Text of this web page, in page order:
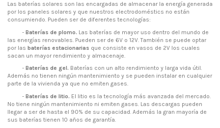
Las baterías solares son las encargadas de almacenar la energía generada
por los paneles solares y que nuestros electrodoméstics no están
consumiendo. Pueden ser de diferentes tecnologías:
- Baterías de plomo. Las baterías de mayor uso dentro del mundo de
las energías renovables. Pueden ser de 6V o 12V. También se puede optar
por las baterías estacionarias que consiste en vasos de 2V los cuales
sacan un mayor rendimiento y almacenaje.
- Baterías de gel. Baterías con un alto rendimiento y larga vida útil.
Además no tienen ningún mantenimiento y se pueden instalar en cualquier
parte de la vivienda ya que no emiten gases.
- Baterías de litio. El litio es la tecnología más avanzada del mercado.
No tiene ningún mantenimiento ni emiten gases. Las descargas pueden
llegar a ser de hasta el 90% de su capacidad. Además la gran mayoría de
sus baterías tienen 10 años de garantía.